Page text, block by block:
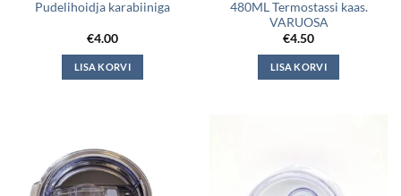
Pudelihoidja karabiiniga
€4.00
LISA KORVI
480ML Termostassi kaas.
VARUOSA
€4.50
LISA KORVI